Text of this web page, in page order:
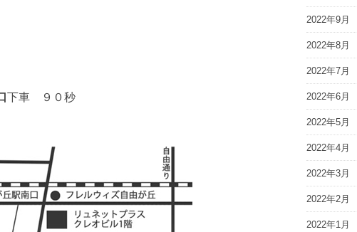
下車 ９０秒
2022年9月
2022年8月
2022年7月
2022年6月
2022年5月
2022年4月
2022年3月
2022年2月
2022年1月